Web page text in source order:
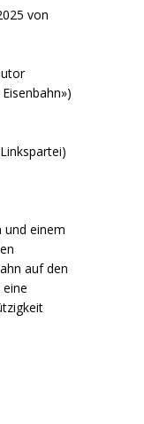
von
und einem
auf den